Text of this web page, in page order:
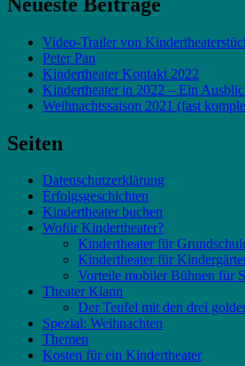
Video-Trailer von
Peter Pan
Kindertheater Kontakt 2022
Kindertheater in 2022 – Ein
Weihnachtssaison 2021 (fast
Seiten
Datenschutzerklärung
Erfolgsgeschichten
Kindertheater buchen
Wofür Kindertheater?
Kindertheater für
Kindertheater für
Vorteile mobiler Bühnen für
Theater Klann
Der Teufel mit den drei
Spezial: Weihnachten
Themen
Kosten für ein Kindertheater